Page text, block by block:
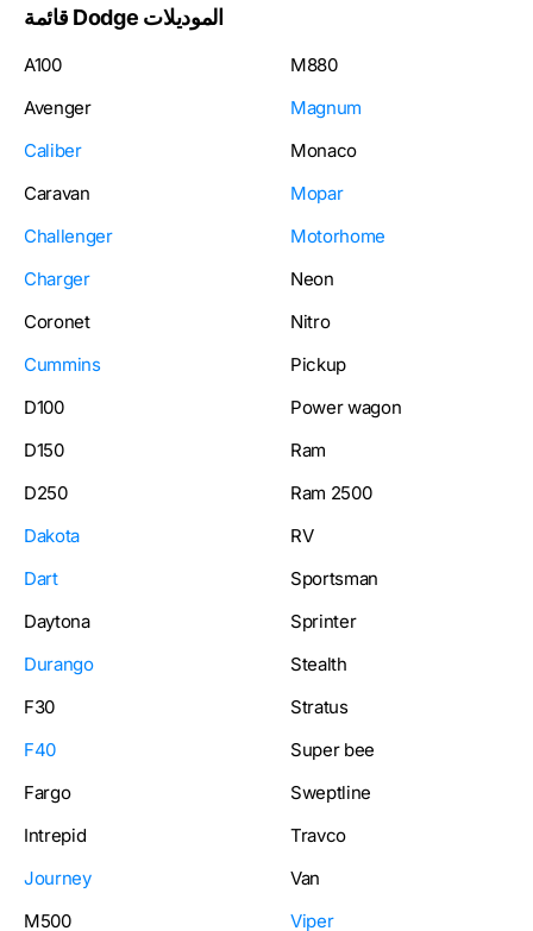
قائمة Dodge الموديلات
A100
Avenger
Caliber
Caravan
Challenger
Charger
Coronet
Cummins
D100
D150
D250
Dakota
Dart
Daytona
Durango
F30
F40
Fargo
Intrepid
Journey
M500
M880
Magnum
Monaco
Mopar
Motorhome
Neon
Nitro
Pickup
Power wagon
Ram
Ram 2500
RV
Sportsman
Sprinter
Stealth
Stratus
Super bee
Sweptline
Travco
Van
Viper